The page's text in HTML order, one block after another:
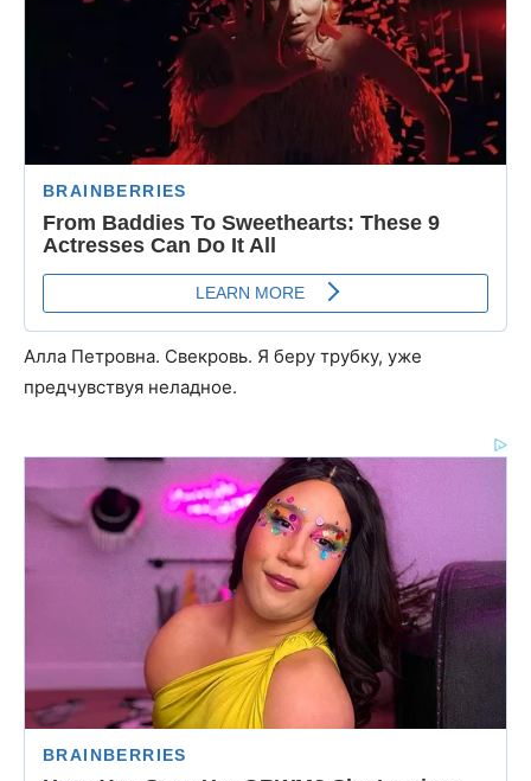
Алла Петровна. Свекровь. Я беру трубку, уже
предчувствуя неладное.